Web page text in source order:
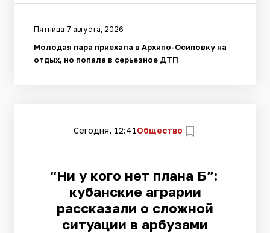
Пятница 7 августа, 2026
Молодая пара приехала в Архипо-Осиповку на
отдых, но попала в серьезное ДТП
Сегодня, 12:41Общество
“Ни у кого нет плана Б”:
кубанские аграрии
рассказали о сложной
ситуации в арбузами